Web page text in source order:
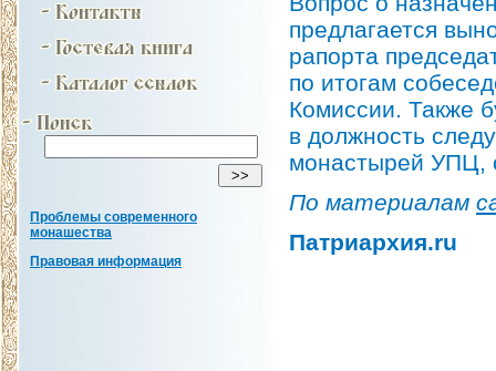
Проблемы современного
монашества
Правовая информация
предлагается
рапорта
по итогам
Комиссии. Также
в должность
монастырей УПЦ,
По материалам
Патриархия.ru